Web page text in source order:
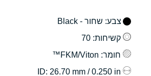
צבע: שחור - Black
קשיחות: 70
חומר: FKM/Viton™
: 26.70 mm / 0.250 in